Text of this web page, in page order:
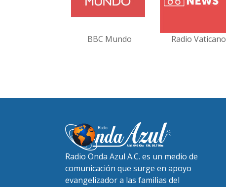
BBC Mundo Radio Vaticano
Radio Onda Azul A.C. es un medio de
comunicación que surge en apoyo
evangelizador a las familias del